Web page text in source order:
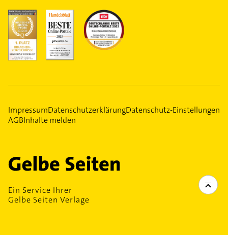
ImpressumDatenschutzerklärungDatenschutz-Einstellungen
AGBInhalte melden
Ein Service Ihrer
Gelbe Seiten Verlage